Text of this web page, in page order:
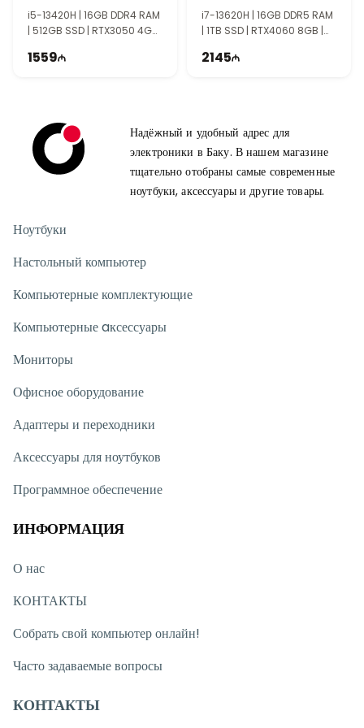
Этот ноутбук отлично подходит геймерам, студентам,
дизайнерам и пользователям, которым нужен мощный
компактный компьютер. Он сочетает производительность,
i5-13420H | 16GB DDR4 RAM
| 512GB SSD | RTX3050 4GB
1559
i7-13620H | 16GB DDR5 RAM
| 1TB SSD | RTX4060 8GB |
2145
Надёжный и удобный адрес для
электроники в Баку. В нашем магазине
тщательно отобраны самые современные
ноутбуки, аксессуары и другие товары.
Ноутбуки
Настольный компьютер
Компьютерные комплектующие
Компьютерные aксессуары
Мониторы
Офисное оборудование
Адаптеры и переходники
Аксессуары для ноутбуков
Программное обеспечение
ИНФОРМАЦИЯ
О нас
КОНТАКТЫ
Собрать свой компьютер онлайн!
Часто задаваемые вопросы
КОНТАКТЫ